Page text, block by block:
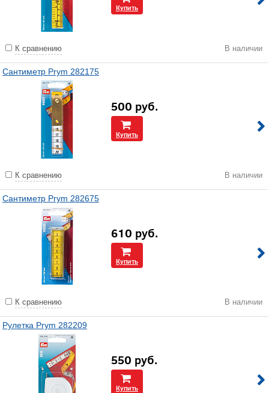
Купить
К сравнению В наличии
Сантиметр Prym 282175
500 руб.
Купить
К сравнению В наличии
Сантиметр Prym 282675
610 руб.
Купить
К сравнению В наличии
Рулетка Prym 282209
550 руб.
Купить